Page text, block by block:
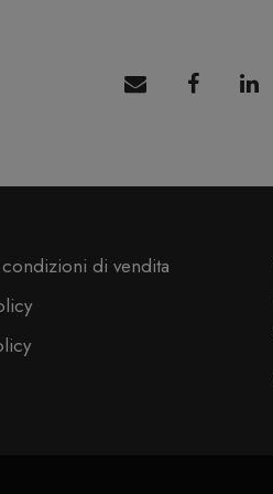
di vendita